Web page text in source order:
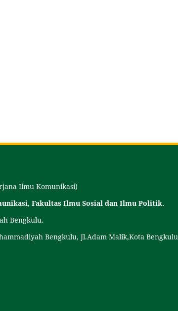
Ilmu Komunikasi)
Fakultas Ilmu Sosial dan Ilmu Politik.
Bengkulu.
Bengkulu, Jl.Adam Malik,Kota Bengkulu